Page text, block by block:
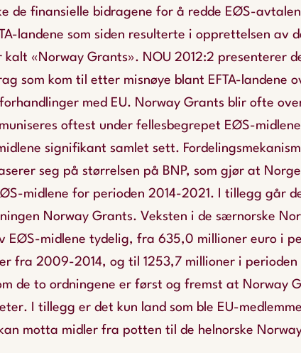
de finansielle bidragene for å redde EØS-
landene som siden resulterte i opprettelsen av
kalt «Norway Grants». NOU 2012:2 presenterer
som kom til etter misnøye blant EFTA-landene
med EU. Norway Grants blir ofte
oftest under fellesbegrepet EØS-
signifikant samlet sett.
seg på størrelsen på BNP, som gjør at
midlene for perioden 2014-2021. I tillegg går
Norway Grants. Veksten i de særnorske
EØS-midlene tydelig, fra 635,0 millioner euro i
fra 2009-2014, og til 1253,7 millioner i perioden
de to ordningene er først og fremst at Norway
I tillegg er det kun land som ble EU-
motta midler fra potten til de helnorske